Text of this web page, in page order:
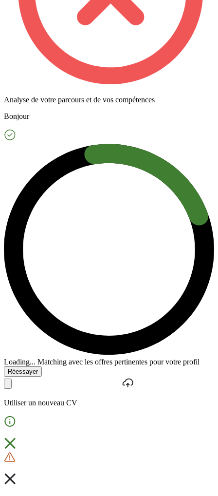
Analyse de votre parcours et de vos compétences
Bonjour
Loading... Matching avec les offres pertinentes pour votre profil
Réessayer
Utiliser un nouveau CV